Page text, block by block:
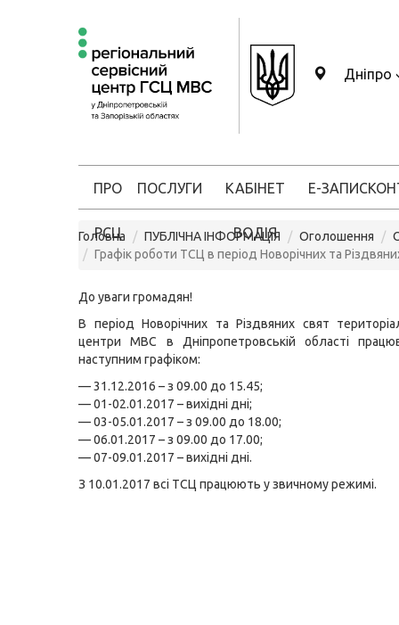
Дніпро
ПРО
РСЦ
ПОСЛУГИ КАБІНЕТ
ВОДІЯ
Е-ЗАПИС
Головна ПУБЛІЧНА ІНФОРМАЦІЯ Оголошення
Графік роботи ТСЦ в період Новорічних та
До уваги громадян!
В період Новорічних та Різдвяних свят
центри МВС в Дніпропетровській області
наступним графіком:
— 31.12.2016 – з 09.00 до 15.45;
— 01-02.01.2017 – вихідні дні;
— 03-05.01.2017 – з 09.00 до 18.00;
— 06.01.2017 – з 09.00 до 17.00;
— 07-09.01.2017 – вихідні дні.
З 10.01.2017 всі ТСЦ працюють у звичному режимі.